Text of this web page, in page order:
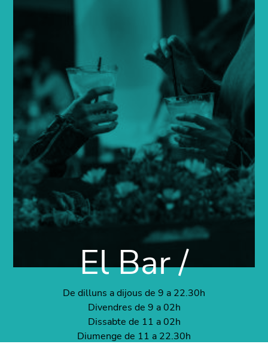
El Bar /
De dilluns a dijous de 9 a 22.30h
Divendres de 9 a 02h
Dissabte de 11 a 02h
Diumenge de 11 a 22.30h